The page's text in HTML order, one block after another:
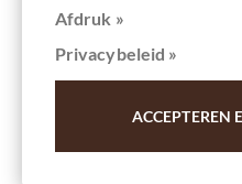
Ihre Meinung
Samenvatting
Afdruk »
Privacybeleid »
ACCEPTEREN